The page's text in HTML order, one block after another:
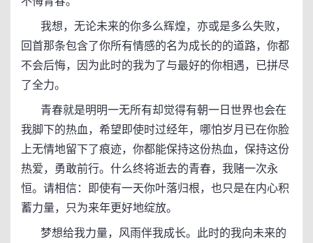
我想，无论未来的你多么辉煌，亦或是多么失败，
回首那条包含了你所有情感的名为成长的的道路，你都
不会后悔，因为此时的我为了与最好的你相遇，已拼尽
了全力。
青春就是明明一无所有却觉得有朝一日世界也会在
我脚下的热血，希望即使时过经年，哪怕岁月已在你脸
上无情地留下了痕迹，你都能保持这份热血，保持这份
热爱，勇敢前行。什么终将逝去的青春，我赌一次永
恒。请相信：即使有一天你叶落归根，也只是在内心积
蓄力量，只为来年更好地绽放。
梦想给我力量，风雨伴我成长。此时的我向未来的